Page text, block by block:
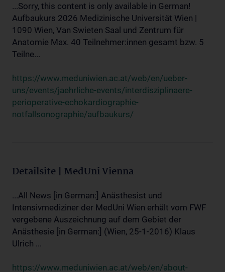
...Sorry, this content is only available in German!
Aufbaukurs 2026 Medizinische Universität Wien |
1090 Wien, Van Swieten Saal und Zentrum für
Anatomie Max. 40 Teilnehmer:innen gesamt bzw. 5
Teilne...
https://www.meduniwien.ac.at/web/en/ueber-
uns/events/jaehrliche-events/interdisziplinaere-
perioperative-echokardiographie-
notfallsonographie/aufbaukurs/
Detailsite | MedUni Vienna
...All News [in German:] Anästhesist und
Intensivmediziner der MedUni Wien erhält vom FWF
vergebene Auszeichnung auf dem Gebiet der
Anästhesie [in German:] (Wien, 25-1-2016) Klaus
Ulrich ...
https://www.meduniwien.ac.at/web/en/about-